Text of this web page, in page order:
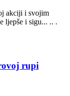
akciji i svojim
ljepše i sigu... .. .
rupi